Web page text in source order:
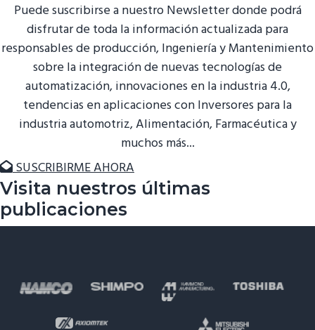
r
a
l
n
Puede suscribirse a nuestro Newsletter donde podrá
disfrutar de toda la información actualizada para
responsables de producción, Ingeniería y Mantenimiento
sobre la integración de nuevas tecnologías de
automatización, innovaciones en la industria 4.0,
tendencias en aplicaciones con Inversores para la
industria automotriz, Alimentación, Farmacéutica y
muchos más...
SUSCRIBIRME AHORA
Visita nuestros últimas
publicaciones